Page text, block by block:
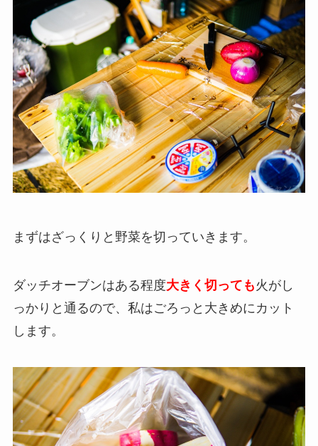
まずはざっくりと野菜を切っていきます。
ダッチオーブンはある程度大きく切っても 火がし
っかりと通るので、私はごろっと大きめにカット
します。